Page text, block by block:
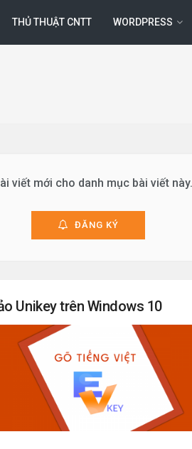
THỦ THUẬT CNTT WORDPRESS
viết mới cho danh mục bài viết
ĐĂNG KÝ
Unikey trên Windows 10